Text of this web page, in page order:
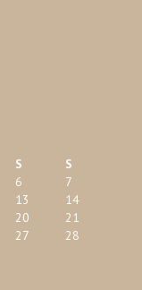
S S
6
7
13
14
20
21
27
28